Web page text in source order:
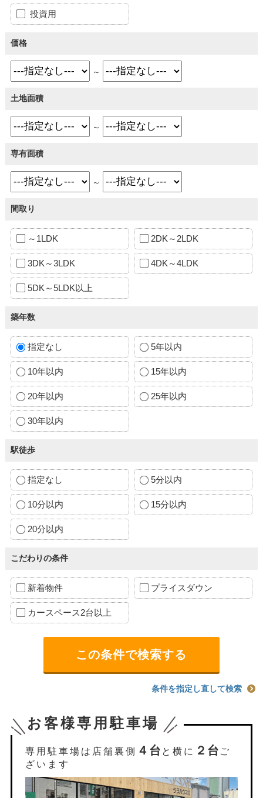
投資用
価格
～
土地面積
～
専有面積
～
間取り
～1LDK 2DK～2LDK
3DK～3LDK 4DK～4LDK
5DK～5LDK以上
築年数
指定なし 5年以内
10年以内 15年以内
20年以内 25年以内
30年以内
駅徒歩
指定なし 5分以内
10分以内 15分以内
20分以内
こだわりの条件
新着物件 プライスダウン
カースペース2台以上
条件を指定し直して検索
お客様専用駐車場
専用駐車場は店舗裏側 ４台 と横に ２台 ご
ざいます